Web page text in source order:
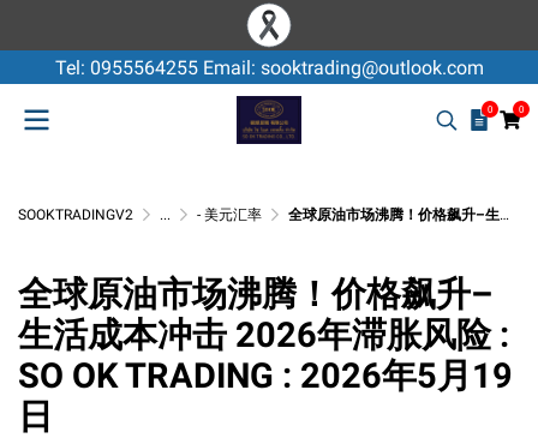
Tel: 0955564255 Email: sooktrading@outlook.com
0 0
SOOKTRADINGV2 ... - 美元汇率 全球原油市场沸腾！价格飙升–生活成本冲击 2026年滞胀风险 : SO OK TRADING : 2026年5月19日
全球原油市场沸腾！价格飙升–
生活成本冲击 2026年滞胀风险 :
SO OK TRADING : 2026年5月19
日